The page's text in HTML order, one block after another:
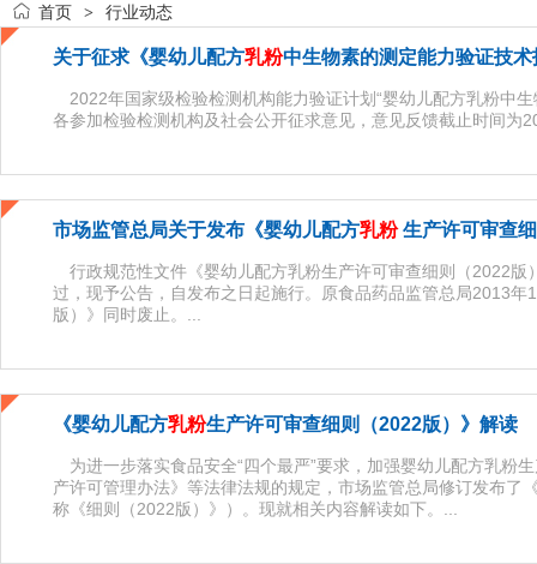
首页 > 行业动态
关于征求《婴幼儿配方乳粉中生物素的测定能力验证技
2022年国家级检验检测机构能力验证计划“婴幼儿配方乳粉中
各参加检验检测机构及社会公开征求意见，意见反馈截止时间为
市场监管总局关于发布《婴幼儿配方乳粉生产许可审查
行政规范性文件《婴幼儿配方乳粉生产许可审查细则（2022
过，现予公告，自发布之日起施行。原食品药品监管总局2013
版）》同时废止。...
《婴幼儿配方乳粉生产许可审查细则（2022版）》解读
为进一步落实食品安全“四个最严”要求，加强婴幼儿配方乳粉
产许可管理办法》等法律法规的规定，市场监管总局修订发布
称《细则（2022版）》）。现就相关内容解读如下。...